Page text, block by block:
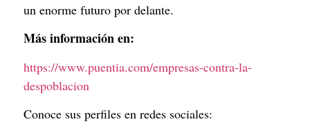
un enorme futuro por delante.
Más información en:
https://www.puentia.com/empresas-contra-la-
despoblacion
Conoce sus perfiles en redes sociales: